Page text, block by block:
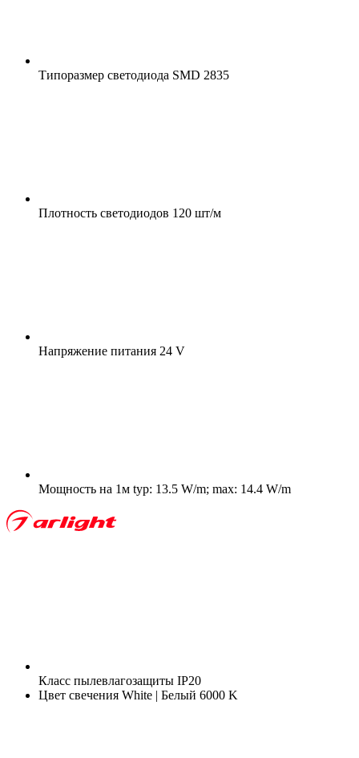
Типоразмер светодиода SMD 2835
Плотность светодиодов 120 шт/м
Напряжение питания 24 V
Мощность на 1м typ: 13.5 W/m; max: 14.4 W/m
Класс пылевлагозащиты IP20
Цвет свечения White | Белый 6000 K